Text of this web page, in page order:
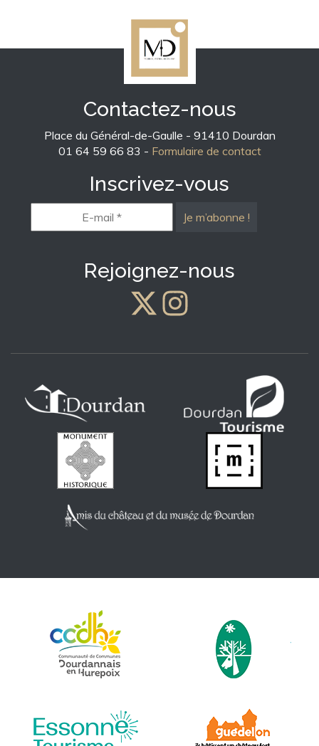
Contactez-nous
Place du Général-de-Gaulle - 91410 Dourdan
01 64 59 66 83 - Formulaire de contact
Inscrivez-vous
mail
*
Rejoignez-nous